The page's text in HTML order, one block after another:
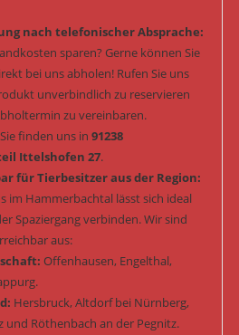
nach telefonischer Absprache:
sparen? Gerne können Sie
bei uns abholen! Rufen Sie uns
unverbindlich zu reservieren
zu vereinbaren.
Sie finden uns in 91238
Ittelshofen 27.
für Tierbesitzer aus der Region:
im Hammerbachtal lässt sich ideal
Spaziergang verbinden. Wir sind
aus:
Offenhausen, Engelthal,
Hersbruck, Altdorf bei Nürnberg,
und Röthenbach an der Pegnitz.